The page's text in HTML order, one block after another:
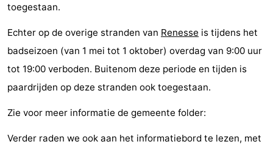
Village
Zeeuwse
Kust
-
Zonnedorp
-
toegestaan.
Echter op de overige stranden van Renesse is tijdens het
badseizoen (van 1 mei tot 1 oktober) overdag van 9:00 uur
tot 19:00 verboden. Buitenom deze periode en tijden is
paardrijden op deze stranden ook toegestaan.
Zie voor meer informatie de gemeente folder:
Verder raden we ook aan het informatiebord te lezen, met